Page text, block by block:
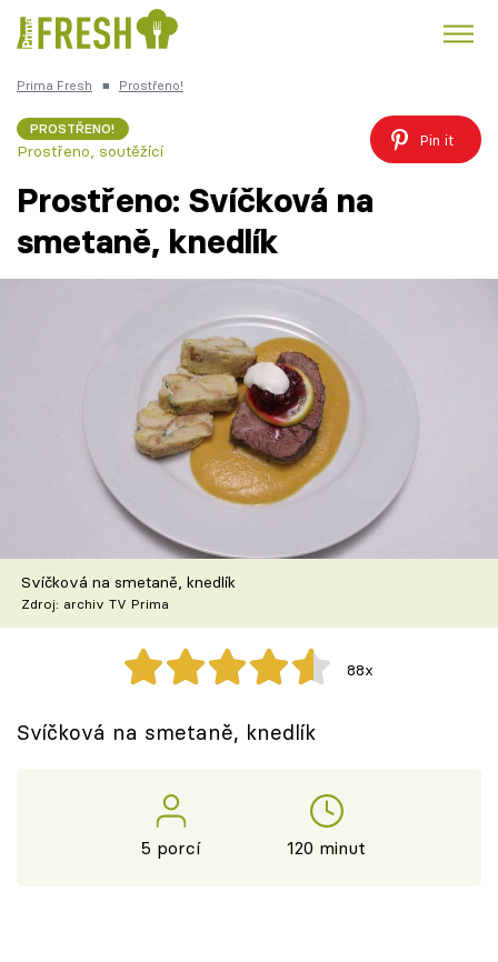
Česká kuchyně
TV Program
Škola vaření
Recepty z TV
Speciál: Cuketa
Těhotnej kuchař
Sledujte prima+
Prima Fresh ■ Prostřeno!
PROSTŘENO!
Prostřeno, soutěžící
Pin it
Prostřeno: Svíčková na
smetaně, knedlík
Svíčková na smetaně, knedlík
Zdroj: archiv TV Prima
88x
Svíčková na smetaně, knedlík
5 porcí 120 minut